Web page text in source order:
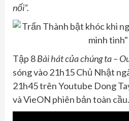
nổi”.
Tập 8Bài hát của chúng ta –
sóng vào 21h15 Chủ Nhật
21h45 trên Youtube Dong
và VieON phiên bản toàn cầu.